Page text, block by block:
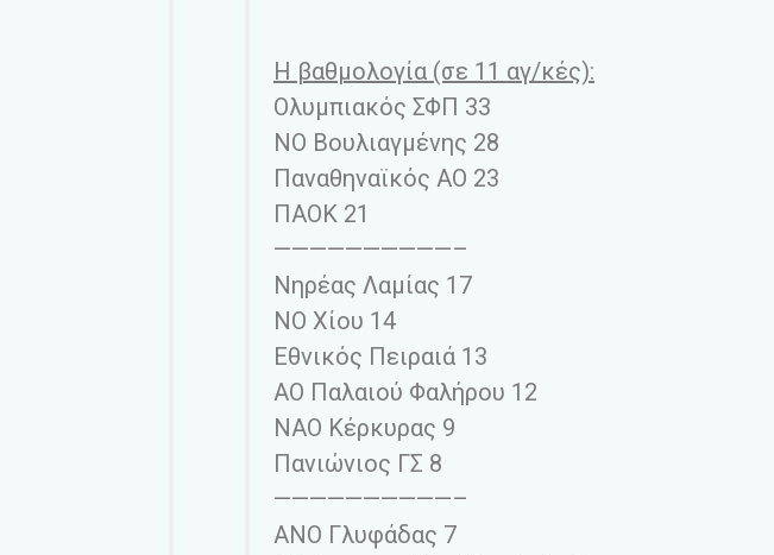
Η βαθμολογία (σε 11 αγ/κές):
Ολυμπιακός ΣΦΠ 33
ΝΟ Βουλιαγμένης 28
Παναθηναϊκός ΑΟ 23
ΠΑΟΚ 21
——————————–
Νηρέας Λαμίας 17
ΝΟ Χίου 14
Εθνικός Πειραιά 13
ΑΟ Παλαιού Φαλήρου 12
ΝΑΟ Κέρκυρας 9
Πανιώνιος ΓΣ 8
——————————–
ΑΝΟ Γλυφάδας 7